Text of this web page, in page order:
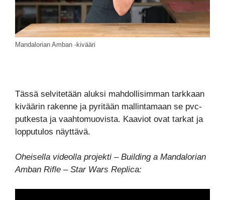
Mandalorian Amban -kivääri
Tässä selvitetään aluksi mahdollisimman tarkkaan
kiväärin rakenne ja pyritään mallintamaan se pvc-
putkesta ja vaahtomuovista. Kaaviot ovat tarkat ja
lopputulos näyttävä.
Oheisella videolla projekti – Building a Mandalorian
Amban Rifle – Star Wars Replica: